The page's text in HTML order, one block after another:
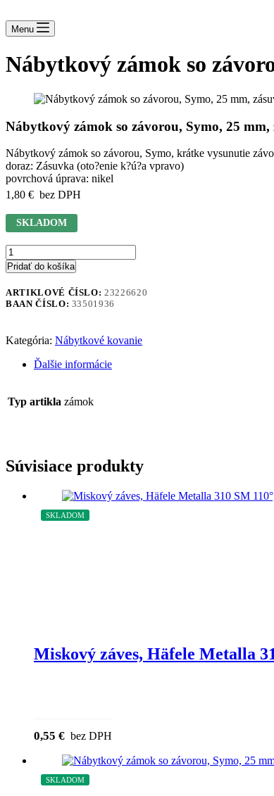
Menu
Nábytkový zámok so
Nábytkový zámok so závorou, Symo, 25 mm,
Nábytkový zámok so závorou, Symo, krátke vysunutie
doraz: Zásuvka (oto?enie k?ú?a vpravo)
povrchová úprava: nikel
1,80 € bez DPH
SKLADOM
Pridať do košíka
ARTIKLOVÉ ČÍSLO: 23226620
BAAN ČÍSLO: 33501936
Kategória: Nábytkové kovanie
Ďalšie informácie
Typ artikla zámok
Súvisiace produkty
SKLADOM
Miskový záves, Häfele Metalla
0,55 € bez DPH
SKLADOM